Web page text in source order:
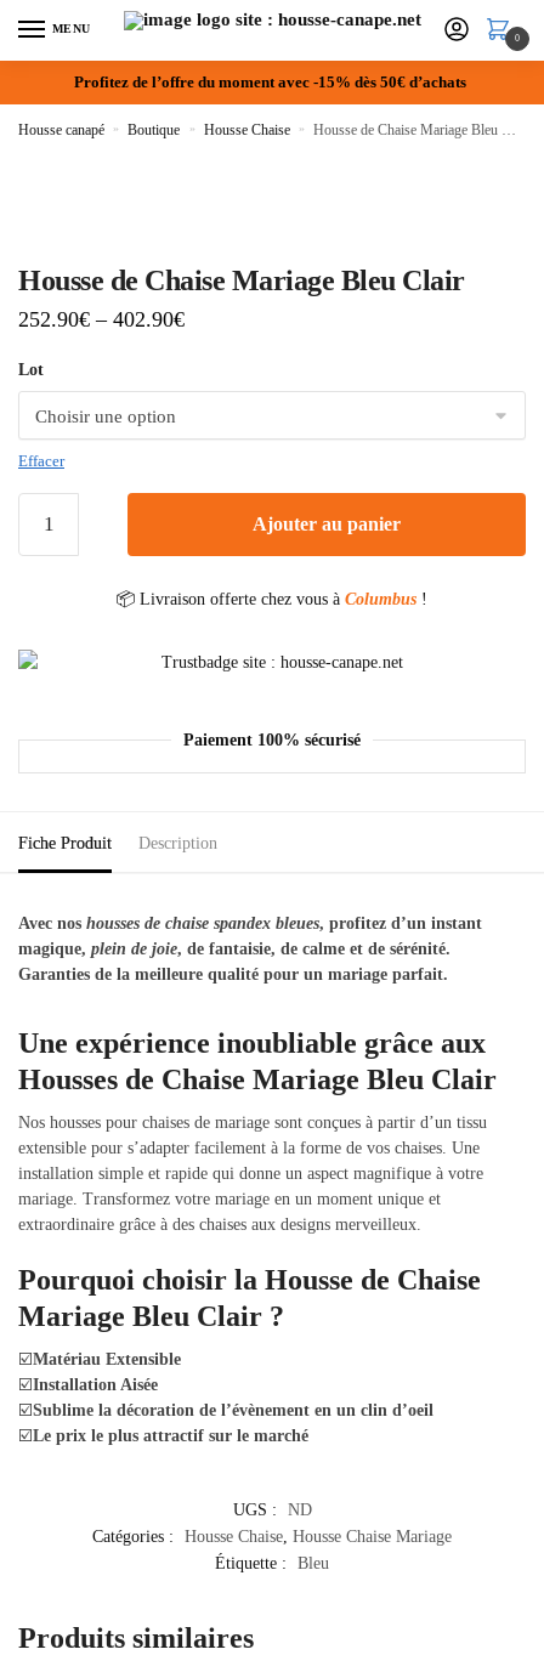
MENU
0
Profitez de l’offre du moment avec -15% dès 50€ d’achats
Housse canapé » Boutique » Housse Chaise » Housse de Chaise Mariage Bleu Clair
Housse de Chaise Mariage Bleu Clair
252.90€ – 402.90€
Lot
Effacer
Ajouter au panier
📦 Livraison offerte chez vous à Columbus !
Paiement 100% sécurisé
Fiche Produit Description
Avec nos housses de chaise spandex bleues, profitez d’un instant
magique, plein de joie, de fantaisie, de calme et de sérénité.
Garanties de la meilleure qualité pour un mariage parfait.
Une expérience inoubliable grâce aux
Housses de Chaise Mariage Bleu Clair
Nos housses pour chaises de mariage sont conçues à partir d’un tissu
extensible pour s’adapter facilement à la forme de vos chaises. Une
installation simple et rapide qui donne un aspect magnifique à votre
mariage. Transformez votre mariage en un moment unique et
extraordinaire grâce à des chaises aux designs merveilleux.
Pourquoi choisir la Housse de Chaise
Mariage Bleu Clair ?
☑️Matériau Extensible
☑️Installation Aisée
☑️Sublime la décoration de l’évènement en un clin d’oeil
☑️Le prix le plus attractif sur le marché
UGS :
ND
Catégories :
Housse Chaise Housse Chaise Mariage
Étiquette :
Bleu
Produits similaires